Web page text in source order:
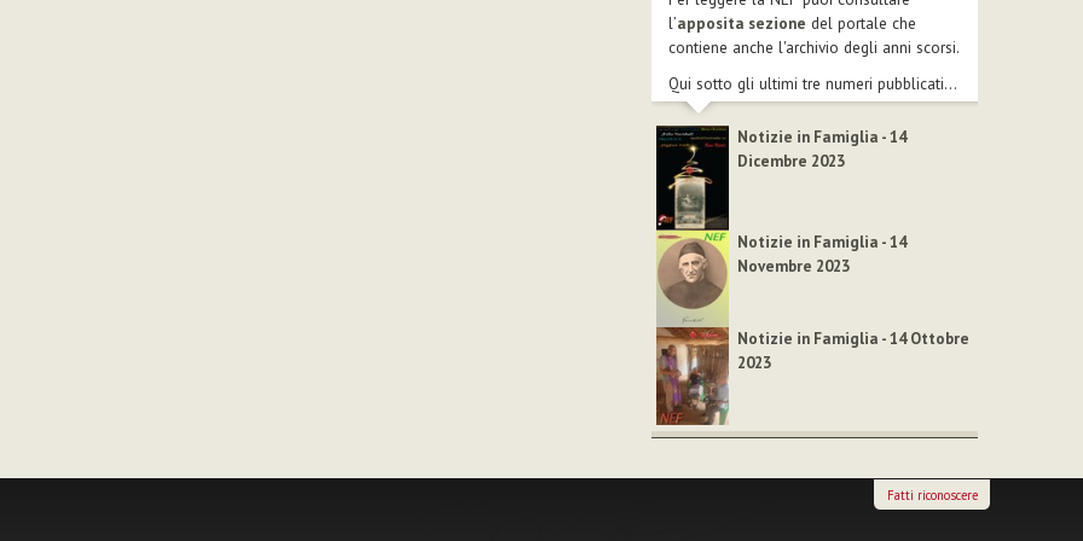
l’apposita sezione del portale che
contiene anche l'archivio degli anni scorsi.
Qui sotto gli ultimi tre numeri pubblicati...
Notizie in Famiglia - 14
Dicembre 2023
Notizie in Famiglia - 14
Novembre 2023
Notizie in Famiglia - 14 Ottobre
2023
Fatti riconoscere